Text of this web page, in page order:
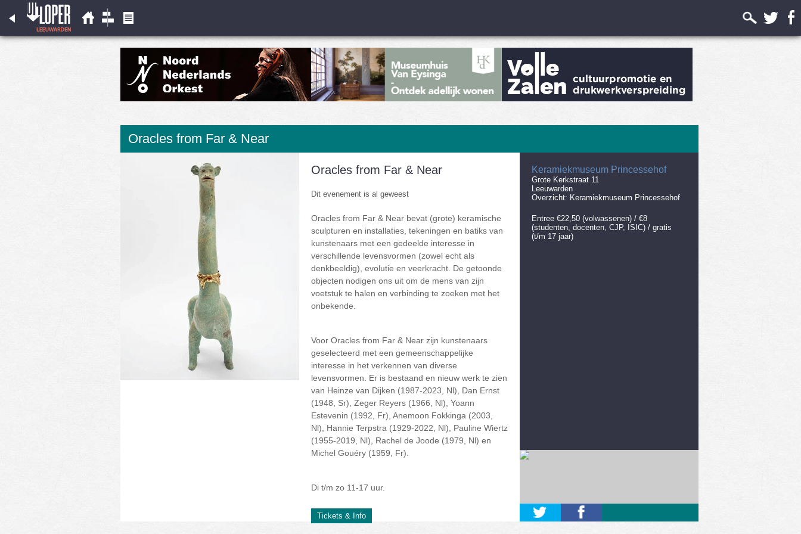
Oracles from Far & Near
Oracles from Far & Near
Dit evenement is al geweest
Oracles from Far & Near bevat (grote) keramische
sculpturen en installaties, tekeningen en batiks van
kunstenaars met een gedeelde interesse in
verschillende levensvormen (zowel echt als
denkbeeldig), evolutie en veerkracht. De getoonde
objecten nodigen ons uit om de mens van zijn
voetstuk te halen en verbinding te zoeken met het
onbekende.
Voor Oracles from Far & Near zijn kunstenaars
geselecteerd met een gemeenschappelijke
interesse in het verkennen van diverse
levensvormen. Er is bestaand en nieuw werk te zien
van Heinze van Dijken (1987-2023, Nl), Dan Ernst
(1948, Sr), Zeger Reyers (1966, Nl), Yoann
Estevenin (1992, Fr), Anemoon Fokkinga (2003,
Nl), Hannie Terpstra (1929-2022, Nl), Pauline Wiertz
(1955-2019, Nl), Rachel de Joode (1979, Nl) en
Michel Gouéry (1959, Fr).
Di t/m zo 11-17 uur.
Tickets & Info
Keramiekmuseum Princessehof
Grote Kerkstraat 11
Leeuwarden
Overzicht: Keramiekmuseum Princessehof
Entree €22,50 (volwassenen) / €8
(studenten, docenten, CJP, ISIC) / gratis
(t/m 17 jaar)